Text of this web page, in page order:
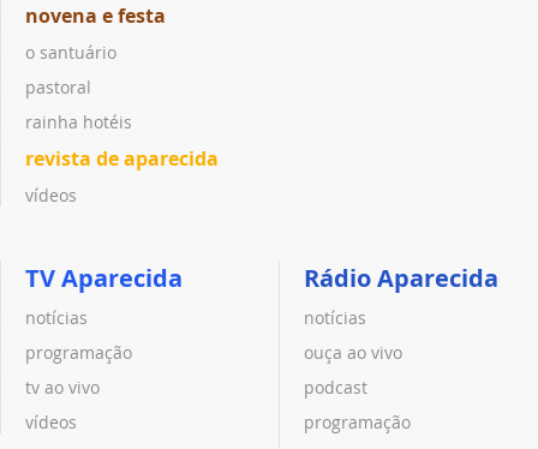
novena e festa
o santuário
pastoral
rainha hotéis
revista de aparecida
vídeos
TV Aparecida
notícias
programação
tv ao vivo
vídeos
Rádio Aparecida
notícias
ouça ao vivo
podcast
programação